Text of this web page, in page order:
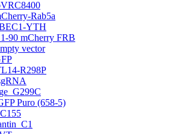
Rab5a
YTH
90 mCherry FRB
vector
R298P
Puro (658-5)